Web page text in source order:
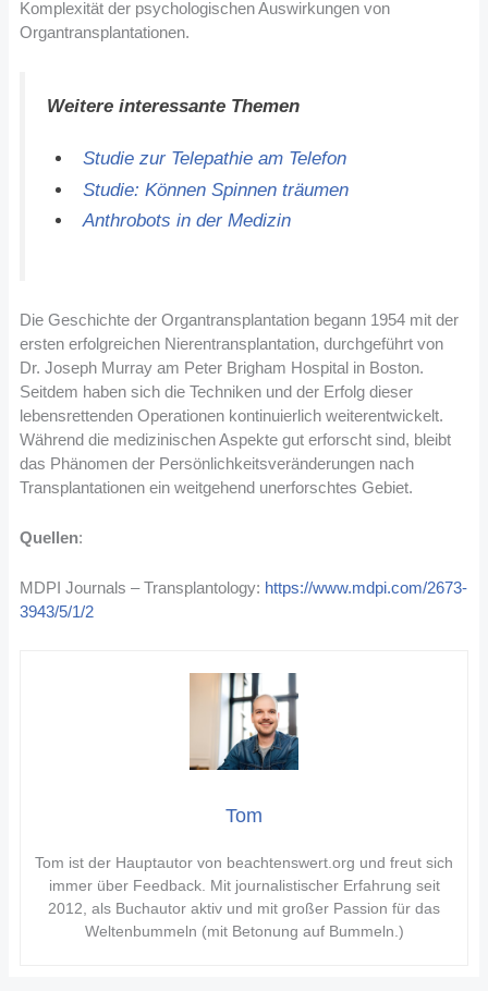
Komplexität der psychologischen Auswirkungen von
Organtransplantationen.
Weitere interessante Themen
Studie zur Telepathie am Telefon
Studie: Können Spinnen träumen
Anthrobots in der Medizin
Die Geschichte der Organtransplantation begann 1954 mit der
ersten erfolgreichen Nierentransplantation, durchgeführt von
Dr. Joseph Murray am Peter Brigham Hospital in Boston.
Seitdem haben sich die Techniken und der Erfolg dieser
lebensrettenden Operationen kontinuierlich weiterentwickelt.
Während die medizinischen Aspekte gut erforscht sind, bleibt
das Phänomen der Persönlichkeitsveränderungen nach
Transplantationen ein weitgehend unerforschtes Gebiet.
Quellen:
MDPI Journals – Transplantology: https://www.mdpi.com/2673-
3943/5/1/2
Tom
Tom ist der Hauptautor von beachtenswert.org und freut sich
immer über Feedback. Mit journalistischer Erfahrung seit
2012, als Buchautor aktiv und mit großer Passion für das
Weltenbummeln (mit Betonung auf Bummeln.)